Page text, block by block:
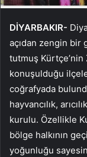
DİYARBAKIR-
açıdan zengin bir
tutmuş
konuşulduğu
coğrafyada
hayvancılık,
kurulu. Özellikle
bölge halkının
yoğunluğu